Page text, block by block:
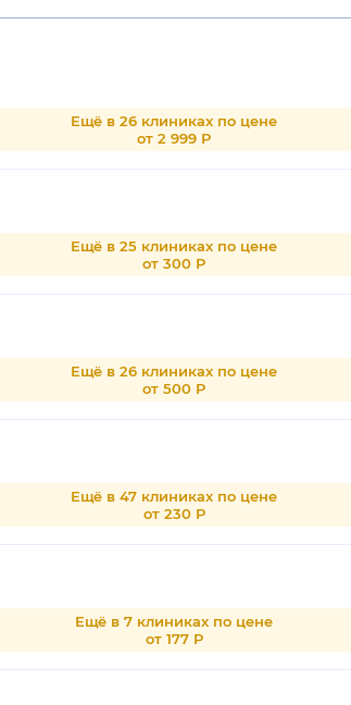
Ещё в 26 клиниках по цене
от 2 999 Р
Ещё в 25 клиниках по цене
от 300 Р
Ещё в 26 клиниках по цене
от 500 Р
Ещё в 47 клиниках по цене
от 230 Р
Ещё в 7 клиниках по цене
от 177 Р